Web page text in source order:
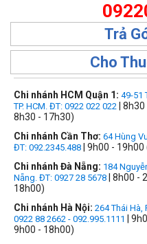
Trả
Cho
Chi nhánh HCM Quận 1: 49-51
TP. HCM. ĐT: 0922 022 022 |
8h30 - 17h30)
Chi nhánh Cần Thơ: 64 Hùng
ĐT: 092.2345.488 | 9h00 -
Chi nhánh Đà Nẵng: 184
Nẵng. ĐT: 0927 28 5678 | 8h00 -
18h00)
Chi nhánh Hà Nội: 264 Thái Hà,
0922 88 2662 - 092.995.1111
|
9h00 - 18h00)